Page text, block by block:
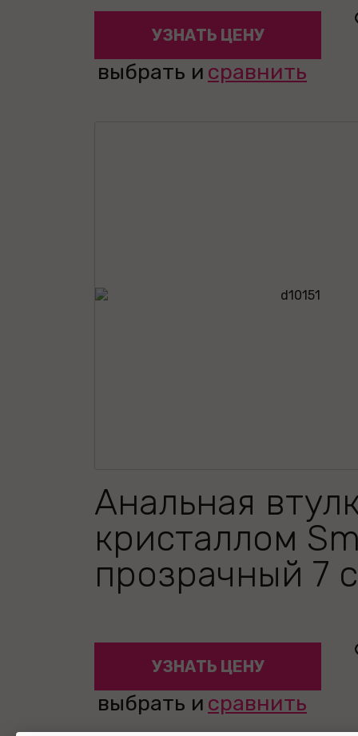
УЗНАТЬ ЦЕНУ
выбрать и сравнить
Анальная
кристаллом
прозрачный 7
УЗНАТЬ ЦЕНУ
выбрать и сравнить